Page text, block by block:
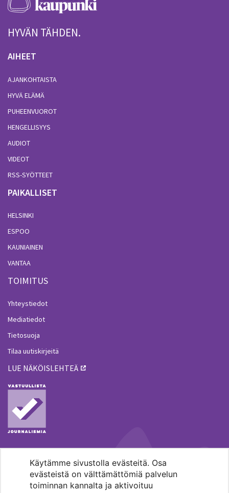
Käytämme sivustolla evästeitä. Osa
evästeistä on välttämättömiä palvelun
toiminnan kannalta ja aktivoituu
HYVÄN TÄHDEN.
AIHEET
AJANKOHTAISTA
HYVÄ ELÄMÄ
PUHEENVUOROT
HENGELLISYYS
AUDIOT
VIDEOT
RSS-SYÖTTEET
PAIKALLISET
HELSINKI
ESPOO
KAUNIAINEN
VANTAA
TOIMITUS
Yhteystiedot
Mediatiedot
Tietosuoja
Tilaa uutiskirjeitä
LUE NÄKÖISLEHTEÄ
MENOHAKU